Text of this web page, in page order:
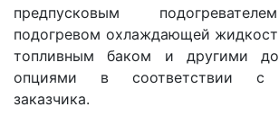
предпусковым
подогревом охлаждающей
топливным баком и другими
опциями в соответствии с
заказчика.